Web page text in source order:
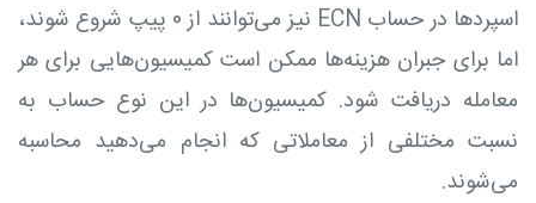
اسپردها در حساب ECN نیز می‌توانند از 0 پیپ شروع شوند،
اما برای جبران هزینه‌ها ممکن است کمیسیون‌هایی برای هر
معامله دریافت شود. کمیسیون‌ها در این نوع حساب به
نسبت مختلفی از معاملاتی که انجام می‌دهید محاسبه
می‌شوند.